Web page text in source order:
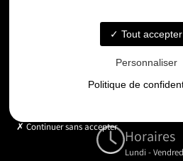
06 33 48 35
contact@gd-
Horaires
Lundi -
Tout accepter
Personnaliser
Politique de
Continuer sans accepter